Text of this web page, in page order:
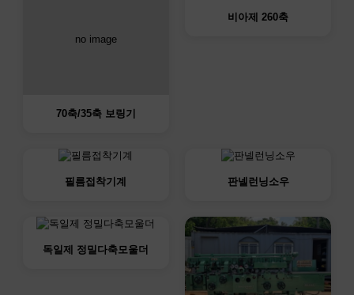
no image
70축/35축 보링기
비아제 260축
필름접착기계 판넬런닝소우
독일제 정밀다축모울더